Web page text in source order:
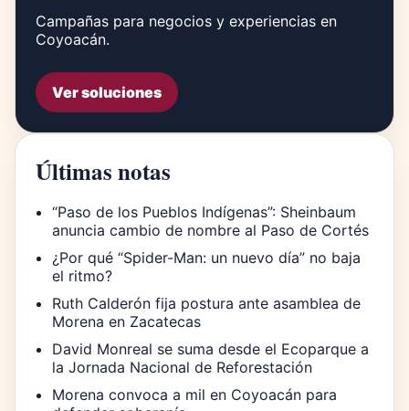
Campañas para negocios y experiencias en
Coyoacán.
Ver soluciones
Últimas notas
“Paso de los Pueblos Indígenas”: Sheinbaum
anuncia cambio de nombre al Paso de Cortés
¿Por qué “Spider-Man: un nuevo día” no baja
el ritmo?
Ruth Calderón fija postura ante asamblea de
Morena en Zacatecas
David Monreal se suma desde el Ecoparque a
la Jornada Nacional de Reforestación
Morena convoca a mil en Coyoacán para